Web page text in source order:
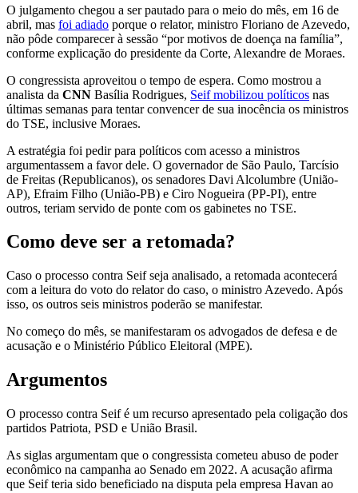
O julgamento chegou a ser pautado para o meio do mês, em 16 de
abril, mas foi adiado porque o relator, ministro Floriano de Azevedo,
não pôde comparecer à sessão “por motivos de doença na família”,
conforme explicação do presidente da Corte, Alexandre de Moraes.
O congressista aproveitou o tempo de espera. Como mostrou a
analista da CNN Basília Rodrigues, Seif mobilizou políticos nas
últimas semanas para tentar convencer de sua inocência os ministros
do TSE, inclusive Moraes.
A estratégia foi pedir para políticos com acesso a ministros
argumentassem a favor dele. O governador de São Paulo, Tarcísio
de Freitas (Republicanos), os senadores Davi Alcolumbre (União-
AP), Efraim Filho (União-PB) e Ciro Nogueira (PP-PI), entre
outros, teriam servido de ponte com os gabinetes no TSE.
Como deve ser a retomada?
Caso o processo contra Seif seja analisado, a retomada acontecerá
com a leitura do voto do relator do caso, o ministro Azevedo. Após
isso, os outros seis ministros poderão se manifestar.
No começo do mês, se manifestaram os advogados de defesa e de
acusação e o Ministério Público Eleitoral (MPE).
Argumentos
O processo contra Seif é um recurso apresentado pela coligação dos
partidos Patriota, PSD e União Brasil.
As siglas argumentam que o congressista cometeu abuso de poder
econômico na campanha ao Senado em 2022. A acusação afirma
que Seif teria sido beneficiado na disputa pela empresa Havan ao